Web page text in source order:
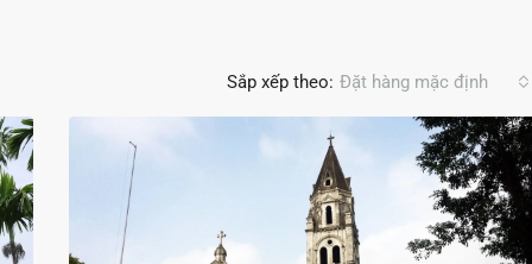
Sắp xếp theo: Đặt hàng mặc định